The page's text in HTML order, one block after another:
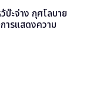
บ๊ะจ่าง กุศโลบาย
ารแสดงความ